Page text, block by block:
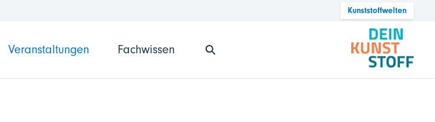
Kunststoffwelten
Veranstaltungen Fachwissen